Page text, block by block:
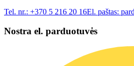
Tel. nr.: +370 5 216 20 16El. paštas:
Nostra el. parduotuvės